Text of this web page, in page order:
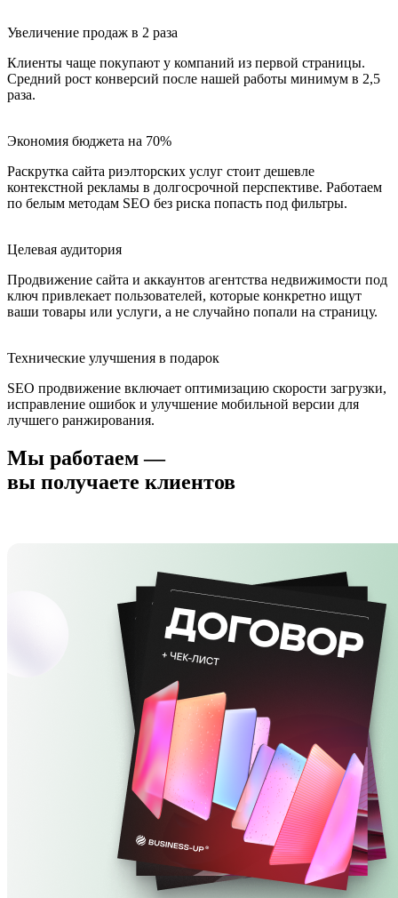
Увеличение продаж в 2 раза
Клиенты чаще покупают у компаний из первой страницы.
Средний рост конверсий после нашей работы минимум в 2,5
раза.
Экономия бюджета на 70%
Раскрутка сайта риэлторских услуг стоит дешевле
контекстной рекламы в долгосрочной перспективе. Работаем
по белым методам SEO без риска попасть под фильтры.
Целевая аудитория
Продвижение сайта и аккаунтов агентства недвижимости под
ключ привлекает пользователей, которые конкретно ищут
ваши товары или услуги, а не случайно попали на страницу.
Технические улучшения в подарок
SEO продвижение включает оптимизацию скорости загрузки,
исправление ошибок и улучшение мобильной версии для
лучшего ранжирования.
Мы работаем —
вы получаете клиентов